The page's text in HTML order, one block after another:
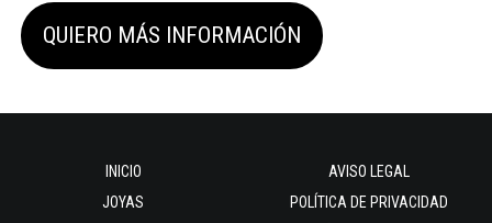
QUIERO MÁS INFORMACIÓN
INICIO
JOYAS
AVISO LEGAL
POLÍTICA DE PRIVACIDAD